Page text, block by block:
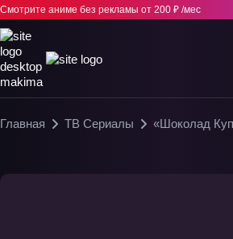
Смотрите аниме без рекламы от 200 ₽ /мес
Главная ТВ Сериалы «Шоколад